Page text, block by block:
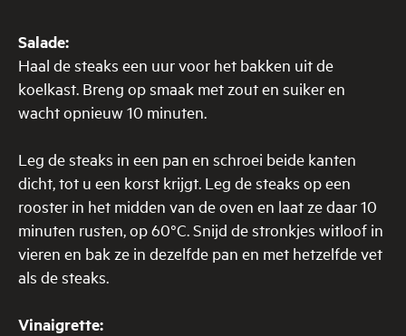
Salade:
Haal de steaks een uur voor het bakken uit de
koelkast. Breng op smaak met zout en suiker en
wacht opnieuw 10 minuten.
Leg de steaks in een pan en schroei beide kanten
dicht, tot u een korst krijgt. Leg de steaks op een
rooster in het midden van de oven en laat ze daar 10
minuten rusten, op 60°C. Snijd de stronkjes witloof in
vieren en bak ze in dezelfde pan en met hetzelfde vet
als de steaks.
Vinaigrette: